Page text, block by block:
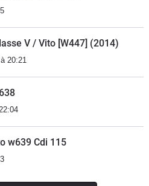
V / Vito [W447] (2014)
20:21
w639 Cdi 115